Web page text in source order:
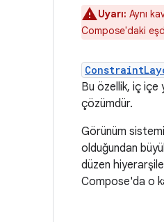
Uyarı: Aynı
Compose'daki
Bu özellik, iç
çözümdür.
Görünüm
olduğundan
düzen
Compose'da o